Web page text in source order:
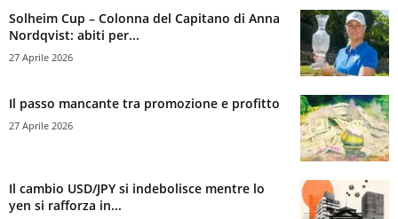
Solheim Cup – Colonna del Capitano di Anna
Nordqvist: abiti per...
27 Aprile 2026
Il passo mancante tra promozione e profitto
27 Aprile 2026
Il cambio USD/JPY si indebolisce mentre lo
yen si rafforza in...